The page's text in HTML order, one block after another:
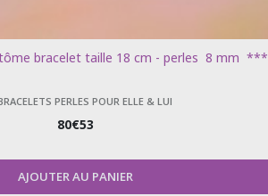
bracelet taille 18 cm - perles 8 mm ***
PERLES POUR ELLE & LUI
80€53
AJOUTER AU PANIER